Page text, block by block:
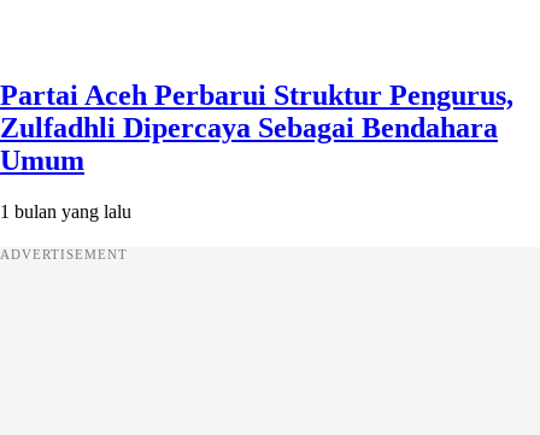
Partai Aceh Perbarui Struktur Pengurus,
Zulfadhli Dipercaya Sebagai Bendahara
Umum
1 bulan yang lalu
ADVERTISEMENT